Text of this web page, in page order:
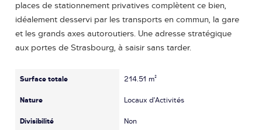
places de stationnement privatives complètent ce bien,
idéalement desservi par les transports en commun, la gare
et les grands axes autoroutiers. Une adresse stratégique
aux portes de Strasbourg, à saisir sans tarder.
Surface totale
Nature
Divisibilité
214.51 m²
Locaux d'Activités
Non